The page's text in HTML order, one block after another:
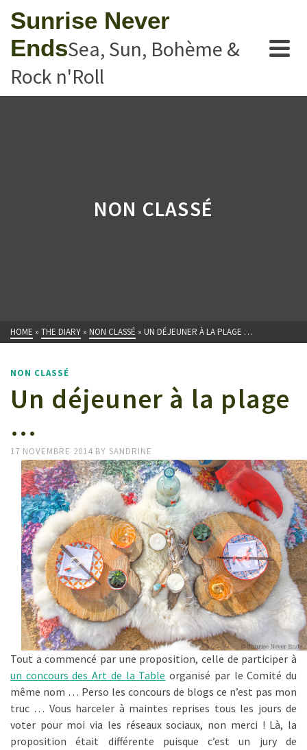
Sunrise Never
EndsSea, Sun, Bohème &
Rock n'Roll
NON CLASSÉ
HOME » THE DIARY » NON CLASSÉ » UN DÉJEUNER À LA PLAGE …
NON CLASSÉ
Un déjeuner à la plage
…
17 NOVEMBRE 2014 BY SANDRINE
Tout a commencé par une proposition, celle de participer à
un concours des Art de la Table organisé par le Comité du
même nom … Perso les concours de blogs ce n’est pas mon
truc … Vous harceler à maintes reprises tous les jours de
voter pour moi via les réseaux sociaux, non merci ! Là, la
proposition était différente puisque c’est un jury de